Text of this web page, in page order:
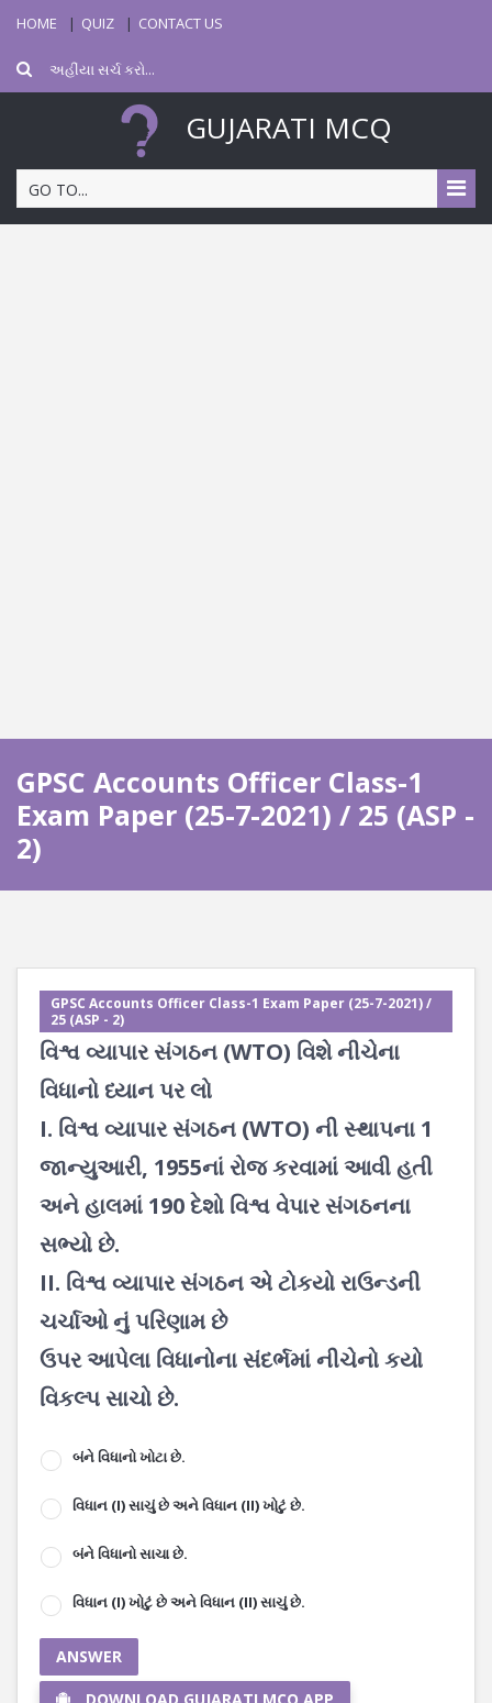
HOME QUIZ CONTACT US
GUJARATI MCQ
GO TO...
GPSC Accounts Officer Class-1
Exam Paper (25-7-2021) / 25 (ASP -
2)
GPSC Accounts Officer Class-1 Exam Paper (25-7-2021) /
25 (ASP - 2)
વિશ્વ વ્યાપાર સંગઠન (WTO) વિશે નીચેના
વિધાનો ધ્યાન પર લો
I. વિશ્વ વ્યાપાર સંગઠન (WTO) ની સ્થાપના 1
જાન્યુઆરી, 1955નાં રોજ કરવામાં આવી હતી
અને હાલમાં 190 દેશો વિશ્વ વેપાર સંગઠનના
સભ્યો છે.
II. વિશ્વ વ્યાપાર સંગઠન એ ટોકયો રાઉન્ડની
ચર્ચાઓ નું પરિણામ છે
ઉપર આપેલા વિધાનોના સંદર્ભમાં નીચેનો કયો
વિકલ્પ સાચો છે.
બંને વિધાનો ખોટા છે.
વિધાન (I) સાચું છે અને વિધાન (II) ખોટું છે.
બંને વિધાનો સાચા છે.
વિધાન (I) ખોટું છે અને વિધાન (II) સાચું છે.
ANSWER